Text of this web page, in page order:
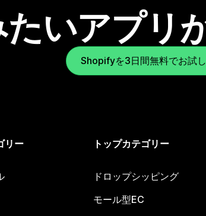
いアプリ
Shopifyを3日間無料でお試
リー トップカテゴリー
ドロップシッピング
モール型EC